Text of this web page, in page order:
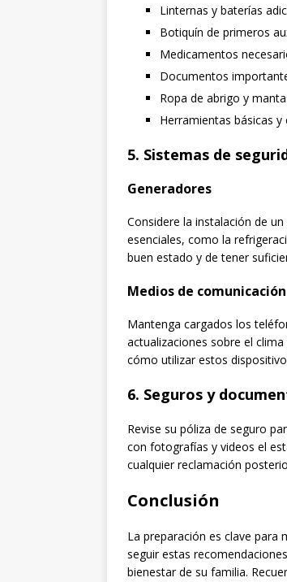
Linternas y baterías
Botiquín de primeros
Medicamentos
Documentos
Ropa de abrigo y
Herramientas básicas y
5. Sistemas de
Generadores
Considere la instalación de
esenciales, como la
buen estado y de tener
Medios de comunicación
Mantenga cargados los
actualizaciones sobre el
cómo utilizar estos
6. Seguros y
Revise su póliza de seguro
con fotografías y videos el
cualquier reclamación
Conclusión
La preparación es clave para
seguir estas
bienestar de su familia.